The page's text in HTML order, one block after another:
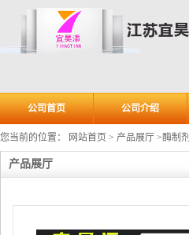
公司首页 公司介绍
您当前的位置： 网站首页 > 产品展厅 >酶制剂
产品展厅